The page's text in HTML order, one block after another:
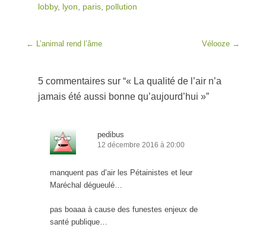
lobby, lyon paris pollution
Post navigation
← L’animal rend l’âme Vélooze →
5 commentaires sur “« La qualité de l’air n’a
jamais été aussi bonne qu’aujourd’hui »”
pedibus
12 décembre 2016 à 20:00
manquent pas d’air les Pétainistes et leur
Maréchal dégueulé…
pas boaaa à cause des funestes enjeux de
santé publique…